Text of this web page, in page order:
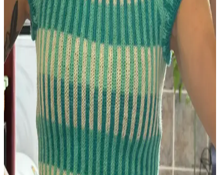
Örgüyle evli çiftlerin hayatında iplikler, sadece hobi değil; evde izler
bırakan, sessiz iletişim sağlayan ve kültürel anlamlar taşıyan önemli
bağlardır. Bu yazı, örgü ipliklerinin evlilikteki rolünü inceliyor.
Bernat Softee Baby Cotton ile Leaf and Lace Set
Deseniyle Küçük Kazak ve Battaniye Örgüsü
Bernat Softee baby cotton ipliğiyle örülen Leaf and Lace Set deseni,
boyundan başlayarak minimal dikişle küçük kazak ve battaniye
yapımını kolaylaştırıyor. İplik artıkları da değerlendirilerek
sürdürülebilir bir örgü sunuyor.
Uzun Süreli Aradan Sonra Örgüye Dönüş ve İlk
Proje Deneyimi Üzerine Bilgiler
Beş yıl ara verdikten sonra örgüye dönen kullanıcının ilk projesi ve
deneyimleri, örgü teknikleri, model seçimi ve gelişim önerileri
üzerine kapsamlı bilgiler sunuyor.